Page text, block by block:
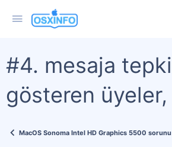
#4. mesaja tepki
gösteren üyeler,
MacOS Sonoma Intel HD Graphics 5500 sorunu